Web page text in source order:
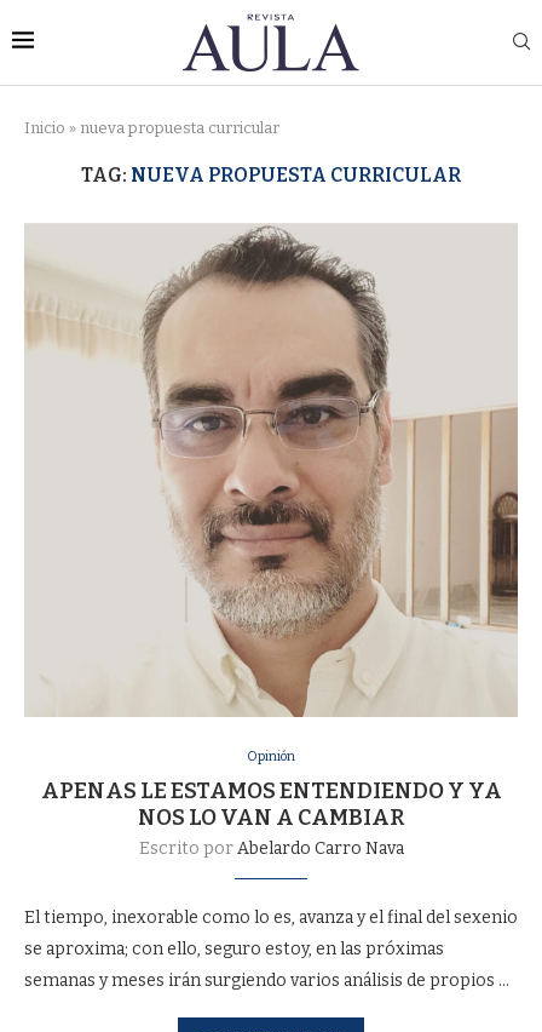
Inicio » nueva propuesta curricular
TAG: NUEVA PROPUESTA CURRICULAR
Opinión
APENAS LE ESTAMOS ENTENDIENDO Y YA
NOS LO VAN A CAMBIAR
Escrito porAbelardo Carro Nava
El tiempo, inexorable como lo es, avanza y el final del sexenio
se aproxima; con ello, seguro estoy, en las próximas
semanas y meses irán surgiendo varios análisis de propios …